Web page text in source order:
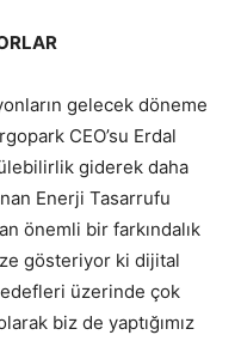
gelecek döneme
CEO’su Erdal
giderek daha
Enerji Tasarrufu
önemli bir farkındalık
gösteriyor ki dijital
üzerinde çok
biz de yaptığımız